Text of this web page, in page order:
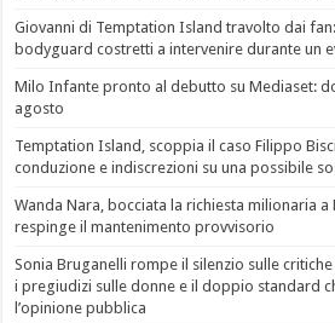
Giovanni di Temptation Island travolto dai
bodyguard costretti a intervenire durante un
Milo Infante pronto al debutto su Mediaset:
agosto
Temptation Island, scoppia il caso Filippo
conduzione e indiscrezioni su una possibile
Wanda Nara, bocciata la richiesta milionaria
respinge il mantenimento provvisorio
Sonia Bruganelli rompe il silenzio sulle
i pregiudizi sulle donne e il doppio standard
l’opinione pubblica